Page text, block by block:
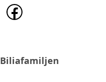
Biliafamiljen